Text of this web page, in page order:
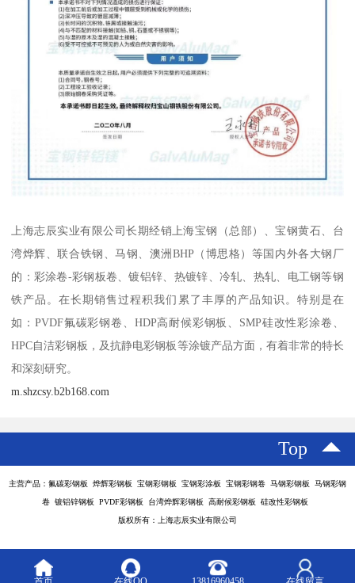
上海志辰实业有限公司长期经销上海宝钢（总部）、宝钢黄石、台
湾烨辉、联合铁钢、马钢、澳洲BHP（博思格）等国内外各大钢厂
的：彩涂卷-彩钢板卷、镀铝锌、热镀锌、冷轧、热轧、电工钢等钢
铁产品。在长期销售过程积我们累了丰厚的产品知识。特别是在
如：PVDF氟碳彩钢卷、HDP高耐候彩钢板、SMP硅改性彩涂卷、
HPC自洁彩钢板，及抗静电彩钢板等涂镀产品方面，有着非常的特长
和深刻研究。
m.shzcsy.b2b168.com
Top
主营产品：氟碳彩钢板 烨辉彩钢板 宝钢彩钢板 宝钢彩涂板 宝钢彩钢卷 马钢彩钢板 马钢彩钢
卷 镀铝锌钢板 PVDF彩钢板 台湾烨辉彩钢板 高耐候彩钢板 硅改性彩钢板
版权所有：上海志辰实业有限公司